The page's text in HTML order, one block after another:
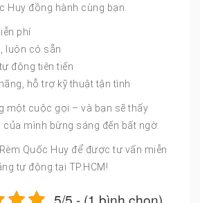
Huy đồng hành cùng bạn.
phí
luôn có sẵn
động tiên tiến
hỗ trợ kỹ thuật tận tình
một cuộc gọi – và bạn sẽ thấy
mình bừng sáng đến bất ngờ.
Rèm Quốc Huy để được tư vấn miễn
tự động tại TP.HCM!
5/5 - (1 bình chọn)